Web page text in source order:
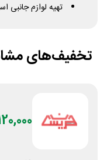
تهیه لوازم جانبی
تخفیف‌های